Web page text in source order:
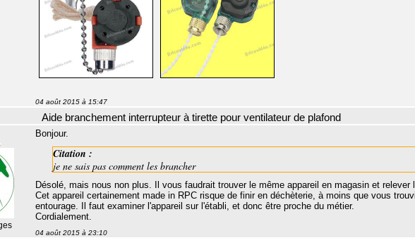
04 août 2015 à 15:47
Aide branchement interrupteur à tirette pour ventilateur de plafond
Bonjour.
Citation :
je ne sais pas comment les brancher
Désolé, mais nous non plus. Il vous faudrait trouver le même appareil en magasin et relever
Cet appareil certainement made in RPC risque de finir en déchèterie, à moins que vous
entourage. Il faut examiner l'appareil sur l'établi, et donc être proche du métier.
Cordialement.
04 août 2015 à 23:10